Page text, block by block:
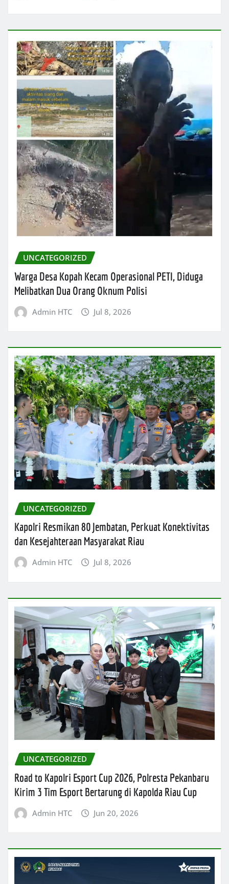
UNCATEGORIZED
Warga Desa Kopah Kecam Operasional PETI, Diduga
Melibatkan Dua Orang Oknum Polisi
Admin HTC Jul 8, 2026
UNCATEGORIZED
Kapolri Resmikan 80 Jembatan, Perkuat Konektivitas
dan Kesejahteraan Masyarakat Riau
Admin HTC Jul 8, 2026
UNCATEGORIZED
Road to Kapolri Esport Cup 2026, Polresta Pekanbaru
Kirim 3 Tim Esport Bertarung di Kapolda Riau Cup
Admin HTC Jun 20, 2026